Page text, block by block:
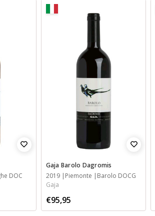
DOC
Gaja Barolo Dagromis
2019
Piemonte
Barolo DOCG
Gaja
€95,95